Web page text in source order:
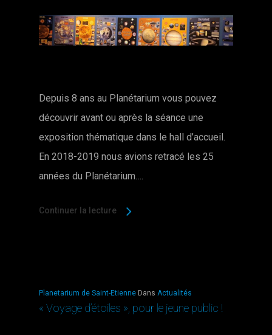
Depuis 8 ans au Planétarium vous pouvez
découvrir avant ou après la séance une
exposition thématique dans le hall d’accueil.
En 2018-2019 nous avions retracé les 25
années du Planétarium….
Continuer la lecture
Planetarium de Saint-Etienne Dans Actualités
« Voyage d’étoiles », pour le jeune public !